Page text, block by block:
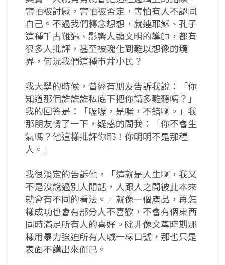
害怕被討厭，害怕被否定，害怕有人不認同
自己。不過我們轉念想想，就連耶穌、孔子
這種千古難遇、影響人類文明的導師，都有
很多人批評，甚至被醜化到難以想像的境
界，何況我們這種市井小民？
我大學的時候，曾經有朋友告訴我說：「你
知道那個誰誰誰私底下把你講多難聽嗎？」
我的回答是：「喔喔，是喔，不錯啊。」我
那朋友愣了一下，疑惑的問我：「你不會生
氣嗎？他這樣批評你耶！你明明不是那種
人。」
我很淡定的告訴他，「這就是人生啊，我又
不是沒說過別人閒話，人跟人之間彼此本來
就會有不同的看法。」就像一個產品，再怎
樣成功也會有部分人不喜歡，不會有個東西
同時滿足所有人的喜好。除非像文革時期那
樣用暴力強迫所有人喊一樣口號，那也只是
表面不講出來而已。